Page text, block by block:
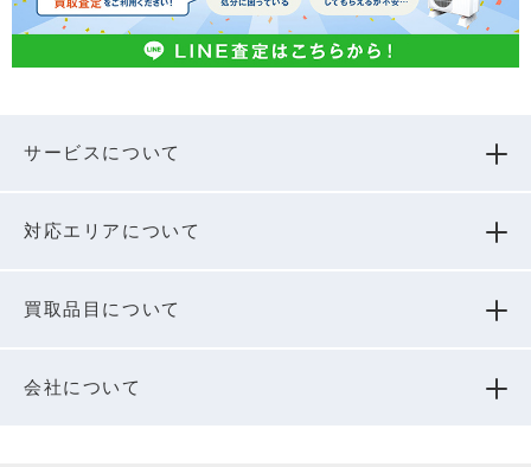
サービスについて
対応エリアについて
買取品⽬について
会社について